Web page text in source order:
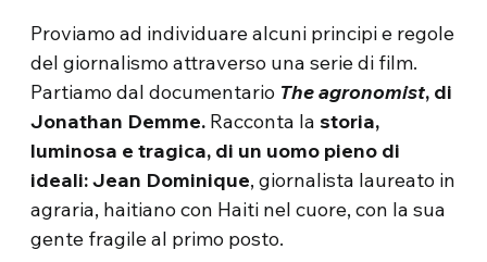
Proviamo ad individuare alcuni principi e regole
del giornalismo attraverso una serie di film.
Partiamo dal documentario The agronomist, di
Jonathan Demme. Racconta lastoria,
luminosa e tragica, di un uomo pieno di
ideali: Jean Dominique, giornalista laureato in
agraria, haitiano con Haiti nel cuore, con la sua
gente fragile al primo posto.